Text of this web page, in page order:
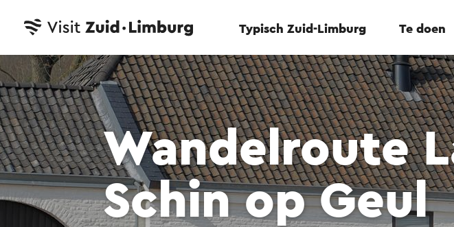
Typisch Zuid-Limburg Te doen
Wandelroute
Schin op Geul